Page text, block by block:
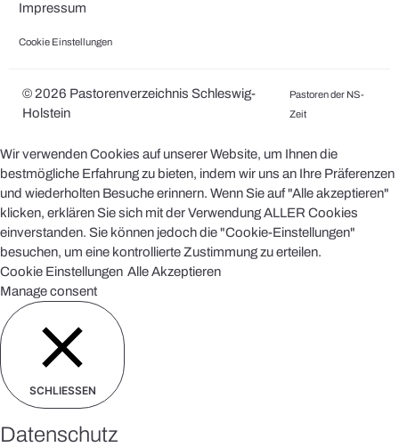
Impressum
Cookie Einstellungen
© 2026 Pastorenverzeichnis Schleswig-
Holstein
Pastoren der NS-
Zeit
Wir verwenden Cookies auf unserer Website, um Ihnen die
bestmögliche Erfahrung zu bieten, indem wir uns an Ihre Präferenzen
und wiederholten Besuche erinnern. Wenn Sie auf "Alle akzeptieren"
klicken, erklären Sie sich mit der Verwendung ALLER Cookies
einverstanden. Sie können jedoch die "Cookie-Einstellungen"
besuchen, um eine kontrollierte Zustimmung zu erteilen.
Cookie Einstellungen Alle Akzeptieren
Manage consent
SCHLIESSEN
Datenschutz